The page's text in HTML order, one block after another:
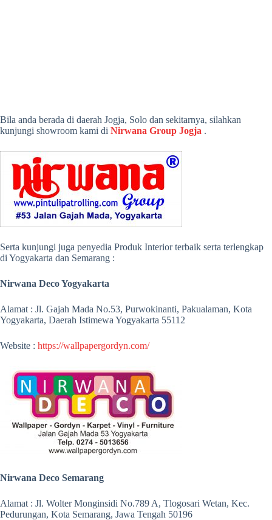
Bila anda berada di daerah Jogja, Solo dan sekitarnya, silahkan
kunjungi showroom kami di Nirwana Group Jogja .
Serta kunjungi juga penyedia Produk Interior terbaik serta terlengkap
di Yogyakarta dan Semarang :
Nirwana Deco Yogyakarta
Alamat : Jl. Gajah Mada No.53, Purwokinanti, Pakualaman, Kota
Yogyakarta, Daerah Istimewa Yogyakarta 55112
Website : https://wallpapergordyn.com/
Nirwana Deco Semarang
Alamat : Jl. Wolter Monginsidi No.789 A, Tlogosari Wetan, Kec.
Pedurungan, Kota Semarang, Jawa Tengah 50196